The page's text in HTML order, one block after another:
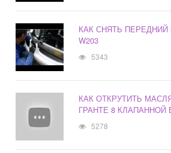
КАК СНЯТЬ
W203
5343
КАК ОТКРУТИТЬ
ГРАНТЕ 8
5278